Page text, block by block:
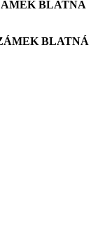
BLATNÁ
BLATNÁ